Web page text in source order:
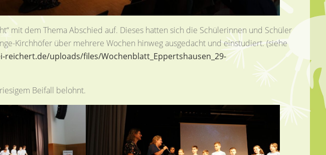
mit dem Thema Abschied auf. Dieses hatten sich die Schülerinnen und Schüler
Kirchhöfer über mehrere Wochen hinweg ausgedacht und einstudiert. (siehe
reichert.de/uploads/files/Wochenblatt_Eppertshausen_29-
Beifall belohnt.